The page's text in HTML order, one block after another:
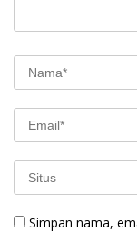
Simpan nama,